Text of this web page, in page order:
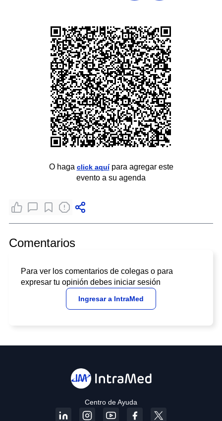
O haga click aquípara agregar este
evento a su agenda
Comentarios
Para ver los comentarios de colegas o para
expresar tu opinión debes iniciar sesión
Ingresar a IntraMed
Centro de Ayuda